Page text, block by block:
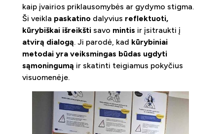
kaip įvairios priklausomybės ar gydymo stigma.
Ši veikla paskatino dalyvius reflektuoti,
kūrybiškai išreikštisavo mintis ir įsitraukti į
atvirą dialogą. Ji parodė, kad kūrybiniai
metodai yra veiksmingas būdas ugdyti
sąmoningumą ir skatinti teigiamus pokyčius
visuomenėje.